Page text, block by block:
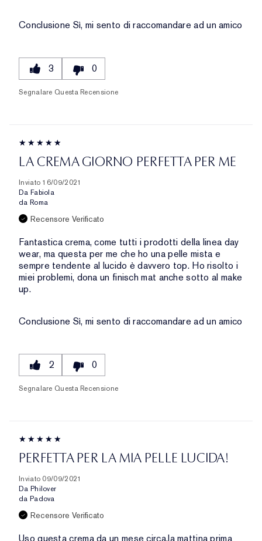
Conclusione Sì, mi sento di raccomandare ad un amico
3 0
Segnalare Questa Recensione
LA CREMA GIORNO PERFETTA PER ME
Inviato 16/09/2021
Da Fabiola
da Roma
Recensore Verificato
Fantastica crema, come tutti i prodotti della linea day
wear, ma questa per me che ho una pelle mista e
sempre tendente al lucido è davvero top. Ho risolto i
miei problemi, dona un finisch mat anche sotto al make
up.
Conclusione Sì, mi sento di raccomandare ad un amico
2 0
Segnalare Questa Recensione
PERFETTA PER LA MIA PELLE LUCIDA!
Inviato 09/09/2021
Da Philover
da Padova
Recensore Verificato
Uso questa crema da un mese circa,la mattina prima